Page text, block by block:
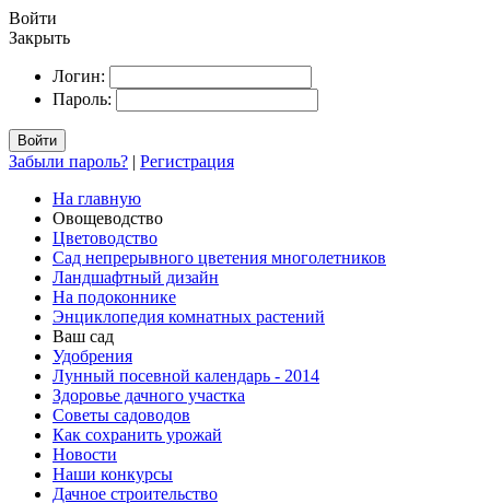
Войти
Закрыть
Логин:
Пароль:
Войти
Забыли пароль? | Регистрация
На главную
Овощеводство
Цветоводство
Сад непрерывного цветения многолетников
Ландшафтный дизайн
На подоконнике
Энциклопедия комнатных растений
Ваш сад
Удобрения
Лунный посевной календарь - 2014
Здоровье дачного участка
Советы садоводов
Как сохранить урожай
Новости
Наши конкурсы
Дачное строительство